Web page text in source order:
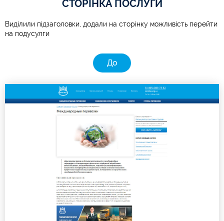
СТОРІНКА ПОСЛУГИ
Виділили підзаголовки, додали на сторінку можливість перейти
на подусулги
До